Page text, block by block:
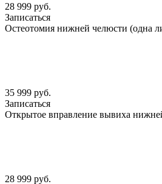
28 999 руб.
Записаться
Остеотомия нижней челюсти (одна
35 999 руб.
Записаться
Открытое вправление вывиха
28 999 руб.